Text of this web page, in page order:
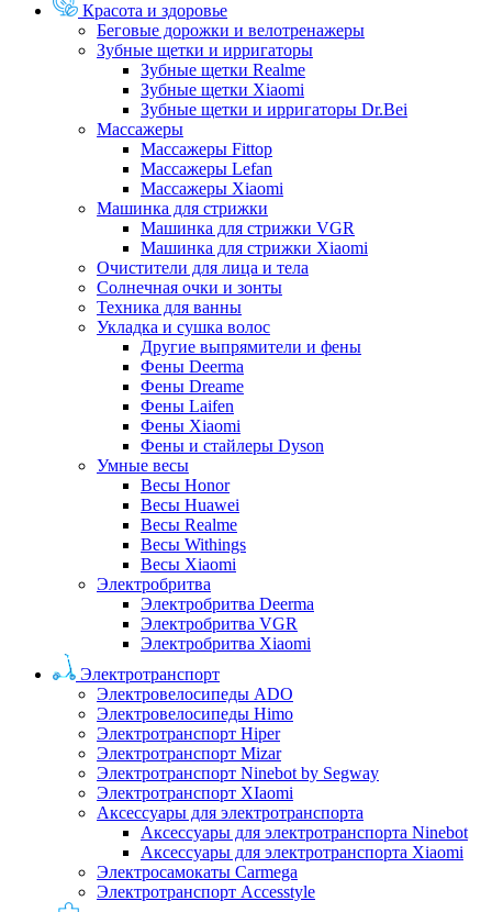
Красота и здоровье
Беговые дорожки и велотренажеры
Зубные щетки и ирригаторы
Зубные щетки Realme
Зубные щетки Xiaomi
Зубные щетки и ирригаторы Dr.Bei
Массажеры
Массажеры Fittop
Массажеры Lefan
Массажеры Xiaomi
Машинка для стрижки
Машинка для стрижки VGR
Машинка для стрижки Xiaomi
Очистители для лица и тела
Солнечная очки и зонты
Техника для ванны
Укладка и сушка волос
Другие выпрямители и фены
Фены Deerma
Фены Dreame
Фены Laifen
Фены Xiaomi
Фены и стайлеры Dyson
Умные весы
Весы Honor
Весы Huawei
Весы Realme
Весы Withings
Весы Xiaomi
Электробритва
Электробритва Deerma
Электробритва VGR
Электробритва Xiaomi
Электротранспорт
Электровелосипеды ADO
Электровелосипеды Himo
Электротранспорт Hiper
Электротранспорт Mizar
Электротранспорт Ninebot by Segway
Электротранспорт XIaomi
Аксессуары для электротранспорта
Аксессуары для электротранспорта Ninebot
Аксессуары для электротранспорта Xiaomi
Электросамокаты Carmega
Электротранспорт Accesstyle